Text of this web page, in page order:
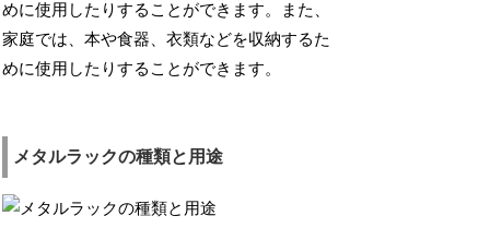
めに使用したりすることができます。また、
家庭では、本や食器、衣類などを収納するた
めに使用したりすることができます。
メタルラックの種類と用途